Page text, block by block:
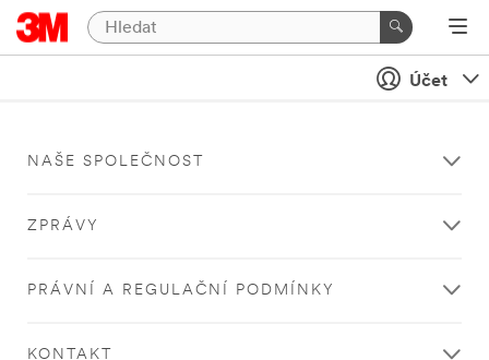
Účet
NAŠE SPOLEČNOST
ZPRÁVY
PRÁVNÍ A REGULAČNÍ PODMÍNKY
KONTAKT